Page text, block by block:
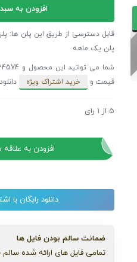
آژانس
رسانه
دیجیتال
عدد
افزودن به
قابل دسترسی از طریق این پلن ها:
پلن یک ماهه
قیمت و
خرید اشتراک ویژه
پروژه افترافکت آژانس رسانه های
5 از 1 رای
افزودن به
دانلود رایگان با
ضمانت سالم بودن فایل ها
تمامی فایل های ارائه شده سالم